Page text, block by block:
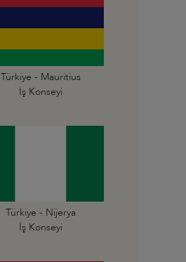
Türkiye - Mauritius
İş Konseyi
Türkiye - Nijerya
İş Konseyi